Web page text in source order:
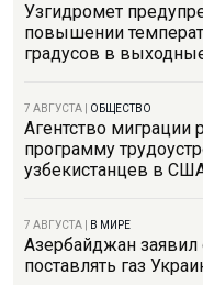
Узгидромет
повышении
градусов в
7 АВГУСТА ОБЩЕСТВО
Агентство миграции
программу
узбекистанцев в
7 АВГУСТА В МИРЕ
Азербайджан заявил
поставлять газ